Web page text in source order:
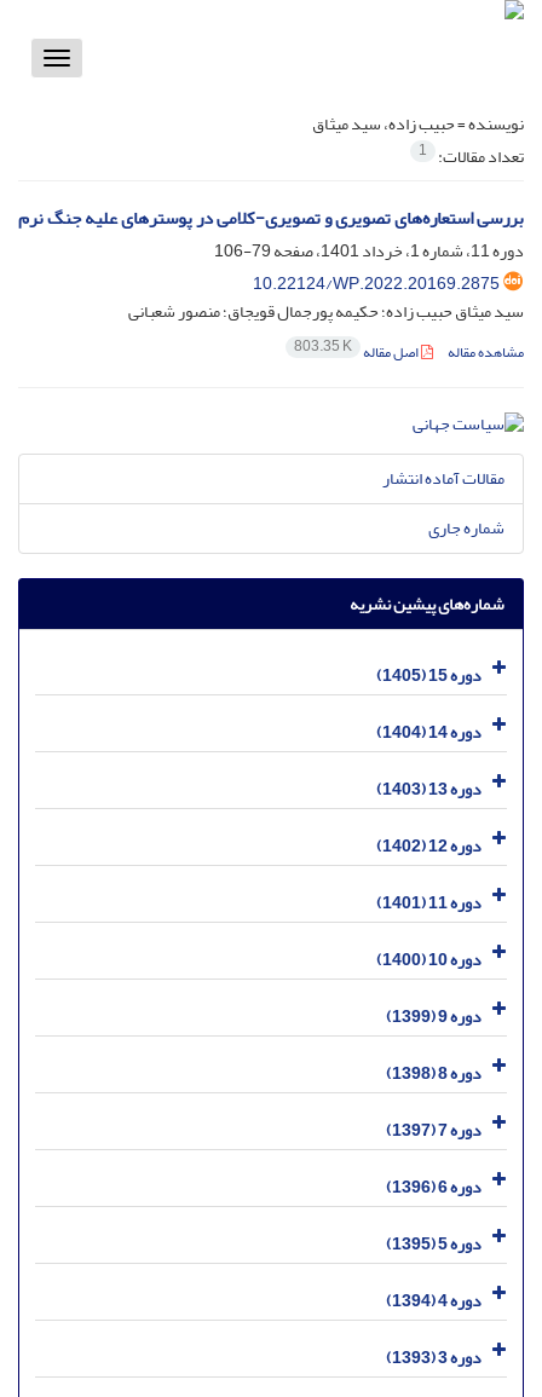
Toggle
نویسنده =حبیب زاده، سید میثاق
تعداد مقالات: 1
بررسی استعاره‌های تصویری و تصویری-کلامی در پوسترهای علیه جنگ نرم
دوره 11، شماره 1، خرداد 1401، صفحه
79-106
10.22124/WP.2022.20169.2875
سید میثاق حبیب زاده؛ حکیمه پورجمال قویجاق؛ منصور شعبانی
مشاهده مقاله اصل مقاله 803.35 K
مقالات آماده انتشار
شماره جاری
شماره‌های پیشین نشریه
دوره 15 (1405)
دوره 14 (1404)
دوره 13 (1403)
دوره 12 (1402)
دوره 11 (1401)
دوره 10 (1400)
دوره 9 (1399)
دوره 8 (1398)
دوره 7 (1397)
دوره 6 (1396)
دوره 5 (1395)
دوره 4 (1394)
دوره 3 (1393)